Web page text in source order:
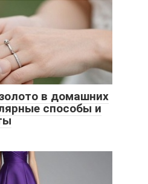
в домашних
способы и